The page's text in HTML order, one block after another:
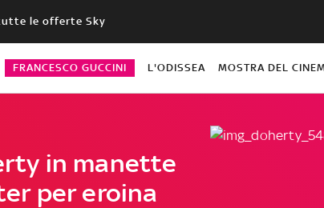
le offerte Sky
FRANCESCO GUCCINI L'ODISSEA MOSTRA DEL
in manette
per eroina